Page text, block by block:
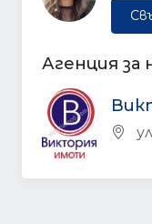
Агенция